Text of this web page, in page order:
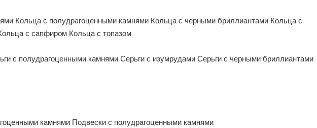
Кольца с полудрагоценными камнями Кольца с черными бриллиантами Кольца с
с сапфиром Кольца с топазом
с полудрагоценными камнями Серьги с изумрудами Серьги с черными бриллиантами
камнями Подвески с полудрагоценными камнями